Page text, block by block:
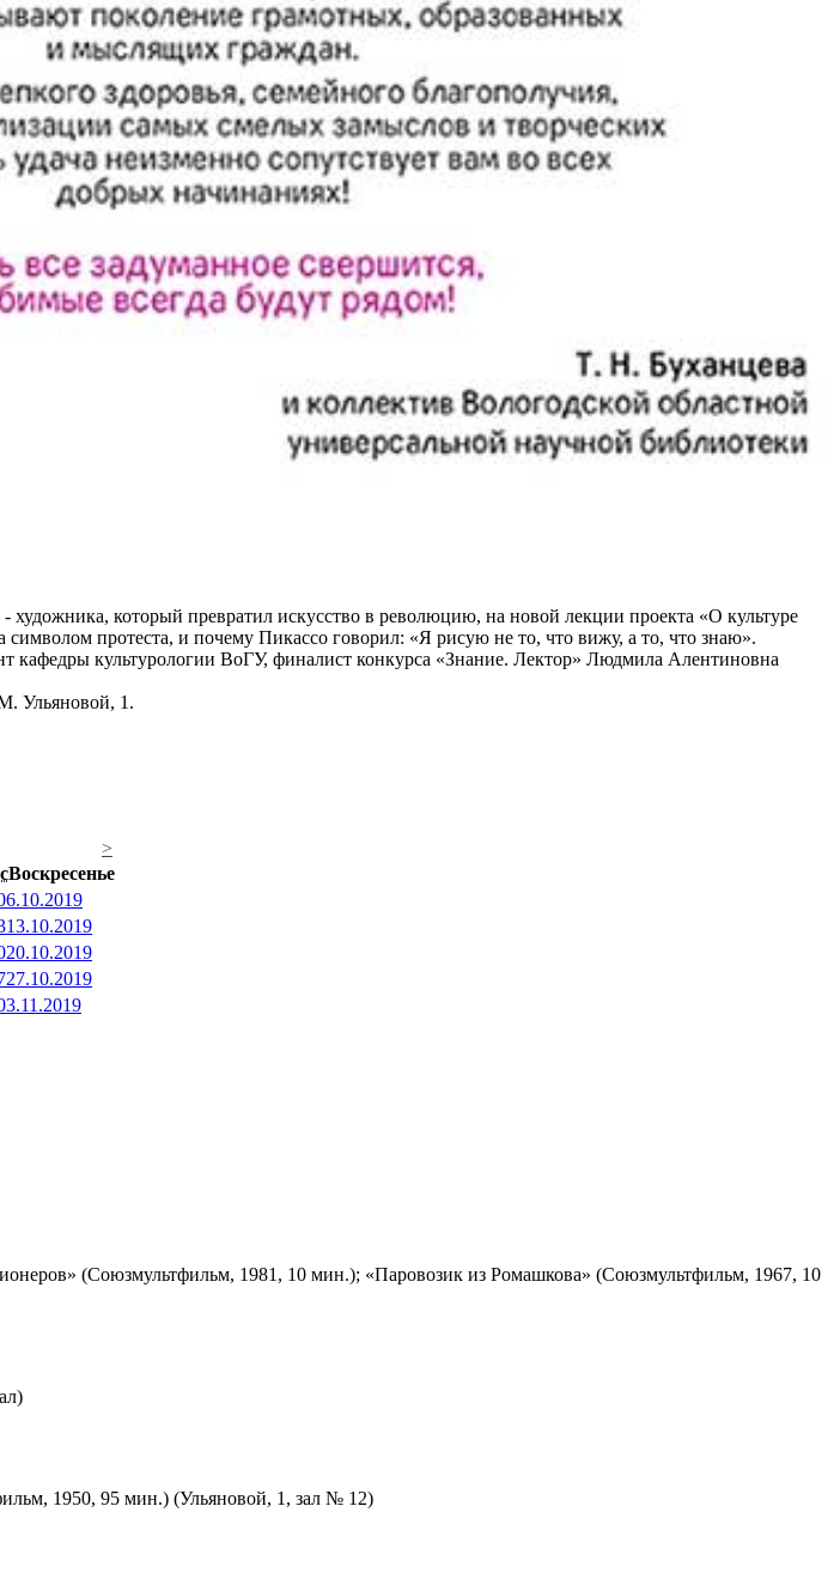
который превратил искусство в революцию, на новой лекции проекта «О культуре
протеста, и почему Пикассо говорил: «Я рисую не то, что вижу, а то, что знаю».
кафедры культурологии ВоГУ, финалист конкурса «Знание. Лектор» Людмила Алентиновна
Ульяновой, 1.
>
Воскресенье
13.10.2019
20.10.2019
27.10.2019
(Союзмультфильм, 1981, 10 мин.); «Паровозик из Ромашкова» (Союзмультфильм, 1967, 10
1950, 95 мин.) (Ульяновой, 1, зал № 12)